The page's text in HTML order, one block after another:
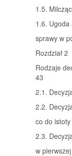
1.5.
1.6. Ugoda
sprawy w
Rozdział 2
Rodzaje
43
2.1.
2.2.
co do
2.3.
w